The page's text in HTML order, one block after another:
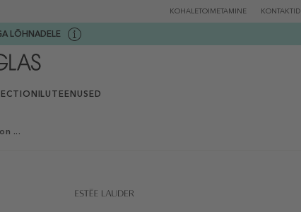
KOHALETOIMETAMINE KONTAKTID
LÕHNADELE
ILUTEENUSED
...